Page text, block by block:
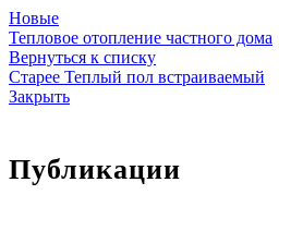
Новые
Тепловое отопление частного дома
Вернуться к списку
Старее Теплый пол встраиваемый
Закрыть
Публикации